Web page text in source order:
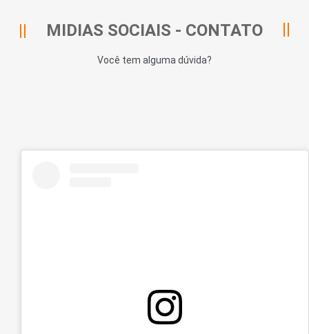
MIDIAS SOCIAIS - CONTATO
Você tem alguma dúvida?